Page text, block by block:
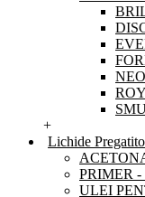
+
Lichide
PRIMER
ULEI